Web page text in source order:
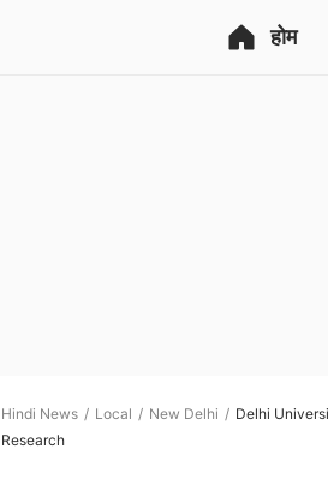
होम
Hindi News Local New Delhi
Delhi
Research